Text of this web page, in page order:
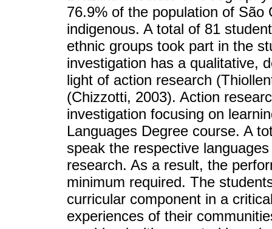
76.9% of the population of São
indigenous. A total of 81
ethnic groups took part in the
investigation has a qualitative,
light of action research
(Chizzotti, 2003). Action
investigation focusing on
Languages Degree course. A
speak the respective
research. As a result, the
minimum required. The
curricular component in a
experiences of their